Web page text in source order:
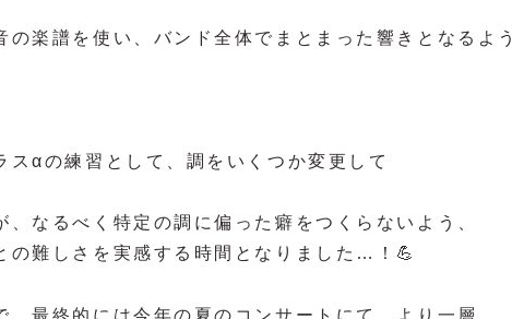
楽譜を使い、バンド全体でまとまった響きとなるよう
αの練習として、調をいくつか変更して
なるべく特定の調に偏った癖をつくらないよう、
の難しさを実感する時間となりました…！💪
最終的には今年の夏のコンサートにて、より一層